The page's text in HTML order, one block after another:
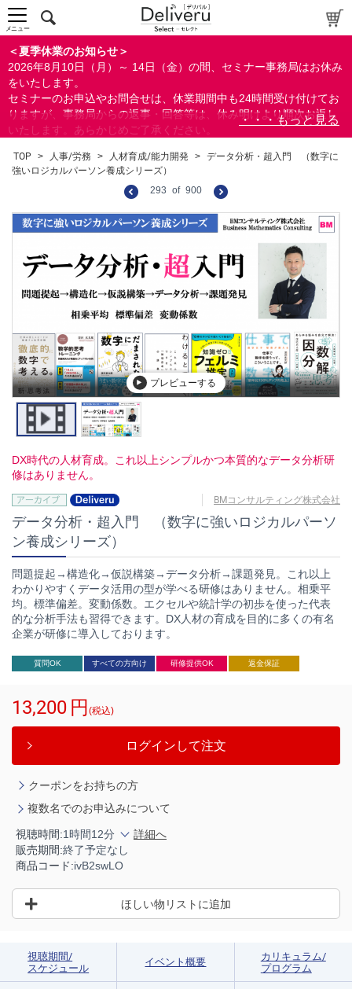
＜夏季休業のお知らせ＞
2026年8月10日（月）～ 14日（金）の間、セミナー事務局はお休み
をいたします。
セミナーのお申込やお問合せは、休業期間中も24時間受け付けてお
りますが、事務局からの返事・回答等は、休み明けより順次お返し
いたします。あらかじめご了承ください。
ができます。
メニュー
TOP > 人事/労務 > 人材育成/能力開発 > データ分析・超入門 （数字に
強いロジカルパーソン養成シリーズ）
293 of 900
プレビューする
DX時代の人材育成。これ以上シンプルかつ本質的なデータ分析研
修はありません。
BMコンサルティング株式会社
データ分析・超入門 （数字に強いロジカルパーソ
ン養成シリーズ）
問題提起→構造化→仮説構築→データ分析→課題発見。これ以上
わかりやすくデータ活用の型が学べる研修はありません。相乗平
均。標準偏差。変動係数。エクセルや統計学の初歩を使った代表
的な分析手法も習得できます。DX人材の育成を目的に多くの有名
企業が研修に導入しております。
質問OK すべての方向け 研修提供OK 返金保証
13,200 円 (税込)
ログインして注文
クーポンをお持ちの方
複数名でのお申込みについて
視聴時間:1時間12分
詳細へ
販売期間:終了予定なし
商品コード:ivB2swLO
ほしい物リストに追加
視聴期間/
スケジュール
イベント概要
カリキュラム/
プログラム